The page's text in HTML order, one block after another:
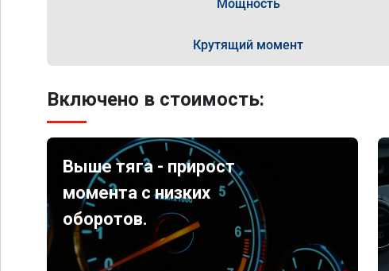
Мощность
Крутящий момент
Включено в стоимость:
Выше тяга - прирост
момента с низких
оборотов.